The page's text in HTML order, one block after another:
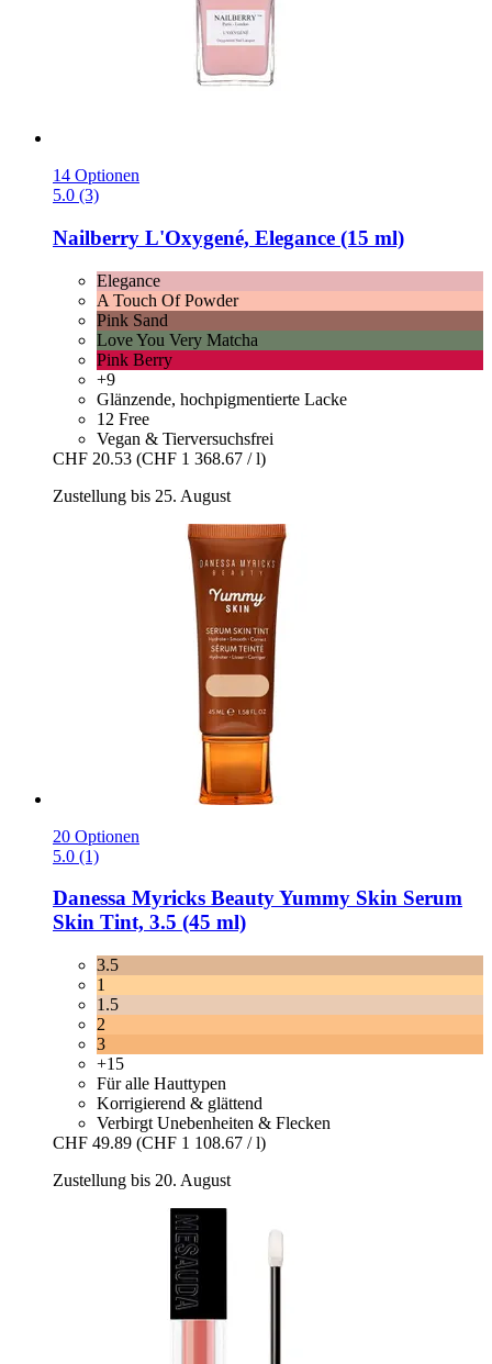
14 Optionen
5.0 (3)
Nailberry L'Oxygené, Elegance (15 ml)
Elegance
A Touch Of Powder
Pink Sand
Love You Very Matcha
Pink Berry
+9
Glänzende, hochpigmentierte Lacke
12 Free
Vegan & Tierversuchsfrei
CHF 20.53 (CHF 1 368.67 / l)
Zustellung bis 25. August
20 Optionen
5.0 (1)
Danessa Myricks BeautyYummy Skin Serum
Skin Tint, 3.5 (45 ml)
3.5
1
1.5
2
3
+15
Für alle Hauttypen
Korrigierend & glättend
Verbirgt Unebenheiten & Flecken
CHF 49.89 (CHF 1 108.67 / l)
Zustellung bis 20. August